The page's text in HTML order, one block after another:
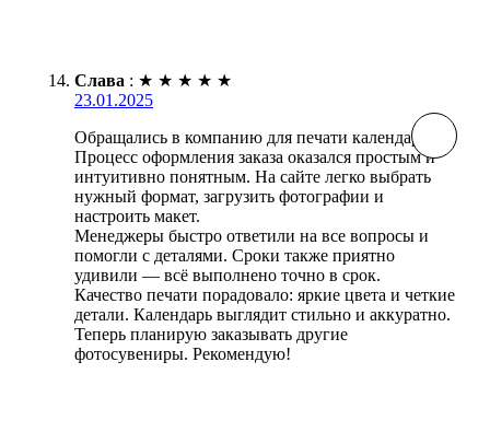
Слава : ★ ★ ★ ★ ★
23.01.2025
Обращались в компанию для печати календарей.
Процесс оформления заказа оказался простым и
интуитивно понятным. На сайте легко выбрать
нужный формат, загрузить фотографии и
настроить макет.
Менеджеры быстро ответили на все вопросы и
помогли с деталями. Сроки также приятно
удивили — всё выполнено точно в срок.
Качество печати порадовало: яркие цвета и четкие
детали. Календарь выглядит стильно и аккуратно.
Теперь планирую заказывать другие
фотосувениры. Рекомендую!